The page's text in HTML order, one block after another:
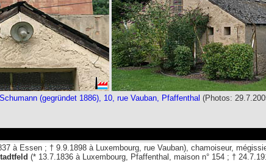
(gegründet 1886), 10, rue Vauban, Pfaffenthal (Photos:
à Essen ; † 9.9.1898 à Luxembourg, rue Vauban), chamoiseur,
(* 13.7.1836 à Luxembourg, Pfaffenthal, maison n° 154 ; †